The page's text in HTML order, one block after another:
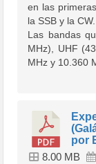
en las
la SSB y la CW.
Las bandas
MHz), UHF
MHz y 10.360
por
8.00 MB